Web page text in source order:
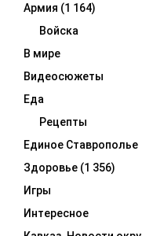
Армия (1 164)
Войска
В мире
Видеосюжеты
Еда
Рецепты
Единое Ставрополье
Здоровье (1 356)
Игры
Интересное